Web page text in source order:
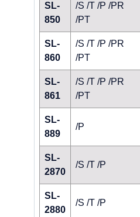
SL-
850
/S /T /P /PR
/PT
SL-
860
/S /T /P /PR
/PT
SL-
861
/S /T /P /PR
/PT
SL-
889
/P
SL-
2870
/S /T /P
SL-
2880
/S /T /P